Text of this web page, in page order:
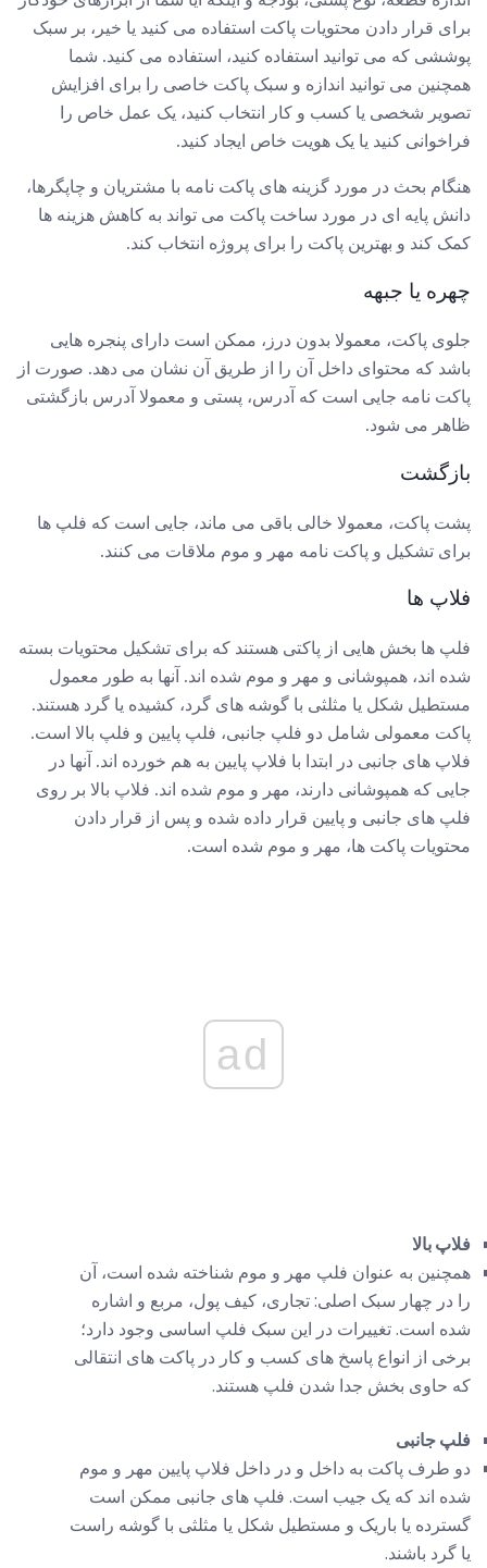
برای قرار دادن محتویات پاکت استفاده می کنید یا خیر، بر سبک
پوششی که می توانید استفاده کنید، استفاده می کنید. شما
همچنین می توانید اندازه و سبک پاکت خاصی را برای افزایش
تصویر شخصی یا کسب و کار انتخاب کنید، یک عمل خاص را
فراخوانی کنید یا یک هویت خاص ایجاد کنید.
هنگام بحث در مورد گزینه های پاکت نامه با مشتریان و چاپگرها،
دانش پایه ای در مورد ساخت پاکت می تواند به کاهش هزینه ها
کمک کند و بهترین پاکت را برای پروژه انتخاب کند.
چهره یا جبهه
جلوی پاکت، معمولا بدون درز، ممکن است دارای پنجره هایی
باشد که محتوای داخل آن را از طریق آن نشان می دهد. صورت از
پاکت نامه جایی است که آدرس، پستی و معمولا آدرس بازگشتی
ظاهر می شود.
بازگشت
پشت پاکت، معمولا خالی باقی می ماند، جایی است که فلپ ها
برای تشکیل و پاکت نامه مهر و موم ملاقات می کنند.
فلاپ ها
فلپ ها بخش هایی از پاکتی هستند که برای تشکیل محتویات بسته
شده اند، همپوشانی و مهر و موم شده اند. آنها به طور معمول
مستطیل شکل یا مثلثی با گوشه های گرد، کشیده یا گرد هستند.
پاکت معمولی شامل دو فلپ جانبی، فلپ پایین و فلپ بالا است.
فلاپ های جانبی در ابتدا با فلاپ پایین به هم خورده اند. آنها در
جایی که همپوشانی دارند، مهر و موم شده اند. فلاپ بالا بر روی
فلپ های جانبی و پایین قرار داده شده و پس از قرار دادن
محتویات پاکت ها، مهر و موم شده است.
ad
فلاپ بالا
همچنین به عنوان فلپ مهر و موم شناخته شده است، آن
را در چهار سبک اصلی: تجاری، کیف پول، مربع و اشاره
شده است. تغییرات در این سبک فلپ اساسی وجود دارد؛
برخی از انواع پاسخ های کسب و کار در پاکت های انتقالی
که حاوی بخش جدا شدن فلپ هستند.
فلپ جانبی
دو طرف پاکت به داخل و در داخل فلاپ پایین مهر و موم
شده اند که یک جیب است. فلپ های جانبی ممکن است
گسترده یا باریک و مستطیل شکل یا مثلثی با گوشه راست
یا گرد باشند.